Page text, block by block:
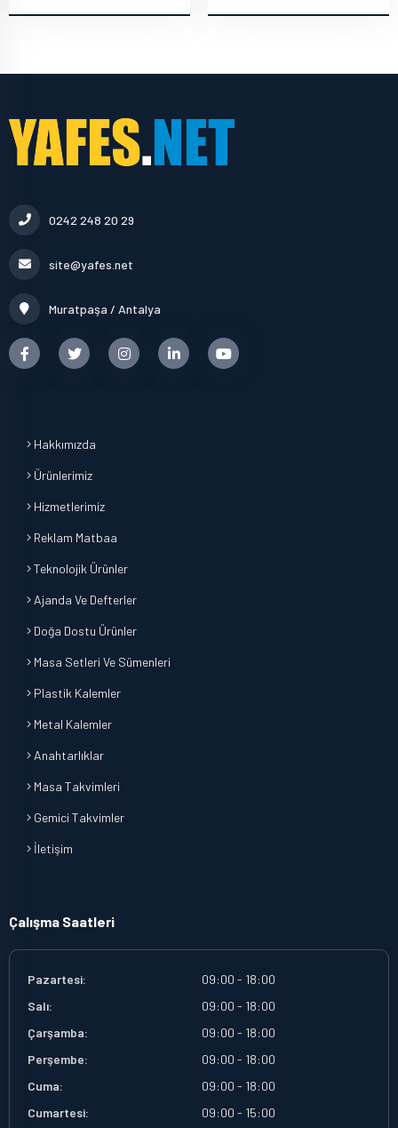
0242 248 20 29
site@yafes.net
Muratpaşa / Antalya
Hakkımızda
Ürünlerimiz
Hizmetlerimiz
Reklam Matbaa
Teknolojik Ürünler
Ajanda Ve Defterler
Doğa Dostu Ürünler
Masa Setleri Ve Sümenleri
Plastik Kalemler
Metal Kalemler
Anahtarlıklar
Masa Takvimleri
Gemici Takvimler
İletişim
Çalışma Saatleri
Pazartesi:
09:00 - 18:00
Salı:
09:00 - 18:00
Çarşamba:
09:00 - 18:00
Perşembe:
09:00 - 18:00
Cuma:
09:00 - 18:00
Cumartesi:
09:00 - 15:00